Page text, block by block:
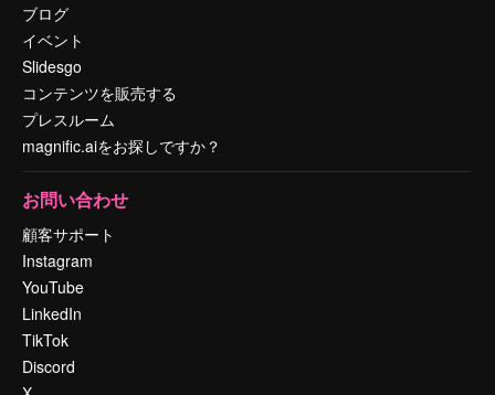
ブログ
イベント
Slidesgo
コンテンツを販売する
プレスルーム
magnific.aiをお探しですか？
お問い合わせ
顧客サポート
Instagram
YouTube
LinkedIn
TikTok
Discord